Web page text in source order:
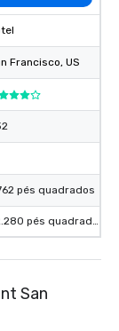
everyone is treated
immediate seating
What’s more, your
a special warm
be printed featuring
which can be an
those Instagram
transportation pick-
as well as an event
Memorable
Francisco, US
pés quadrados
32.280 pés quadrados
San